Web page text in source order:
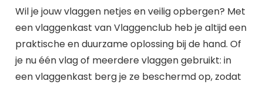
Wil je jouw vlaggen netjes en veilig opbergen? Met
een vlaggenkast van Vlaggenclub heb je altijd een
praktische en duurzame oplossing bij de hand. Of
je nu één vlag of meerdere vlaggen gebruikt: in
een vlaggenkast berg je ze beschermd op, zodat